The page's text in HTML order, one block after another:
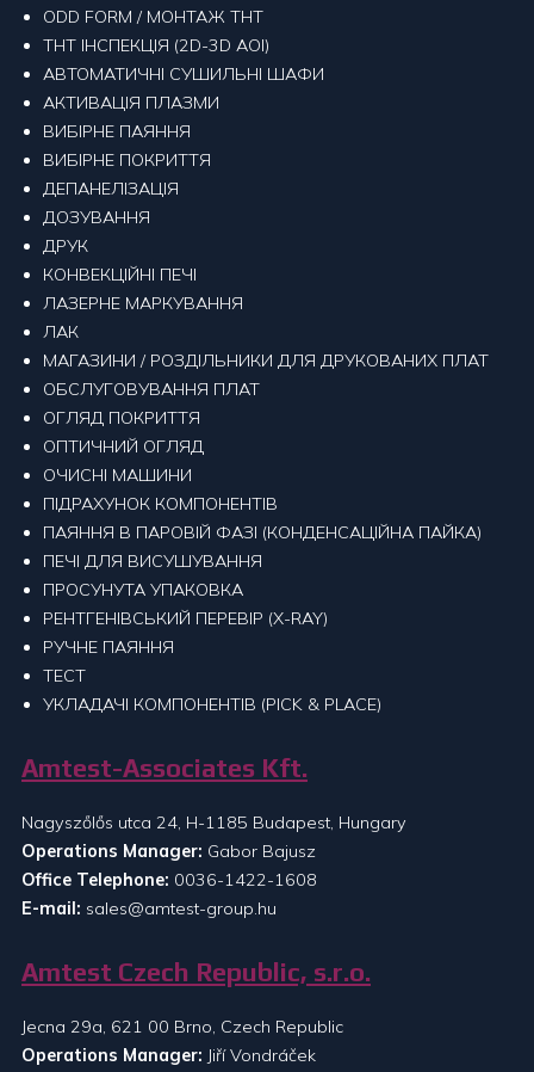
ODD FORM / МОНТАЖ THT
THT ІНСПЕКЦІЯ (2D-3D AOI)
АВТОМАТИЧНI СУШИЛЬНI ШАФИ
АКТИВАЦІЯ ПЛАЗМИ
ВИБІРНЕ ПАЯННЯ
ВИБІРНЕ ПОКРИТТЯ
ДЕПАНЕЛIЗАЦIЯ
ДОЗУВАННЯ
ДРУК
КОНВЕКЦIЙНI ПЕЧI
ЛАЗЕРНЕ МАРКУВАННЯ
ЛАК
МАГАЗИНИ / РОЗДІЛЬНИКИ ДЛЯ ДРУКОВАНИХ ПЛАТ
ОБСЛУГОВУВАННЯ ПЛАТ
ОГЛЯД ПОКРИТТЯ
ОПТИЧНИЙ ОГЛЯД
ОЧИСНI МАШИНИ
ПIДРАХУНОК КОМПОНЕНТIВ
ПАЯННЯ В ПАРОВІЙ ФАЗІ (КОНДЕНСАЦІЙНА ПАЙКА)
ПЕЧI ДЛЯ ВИСУШУВАННЯ
ПРОСУНУТА УПАКОВКА
РЕНТГЕНІВСЬКИЙ ПЕРЕВІР (X-RAY)
РУЧНЕ ПАЯННЯ
ТЕСТ
УКЛАДАЧI КОМПОНЕНТІВ (PICK & PLACE)
Amtest-Associates Kft.
Nagyszőlős utca 24, H-1185 Budapest, Hungary
Operations Manager: Gabor Bajusz
Office Telephone: 0036-1422-1608
E-mail: sales@amtest-group.hu
Amtest Czech Republic, s.r.o.
Jecna 29a, 621 00 Brno, Czech Republic
Operations Manager: Jiří Vondráček